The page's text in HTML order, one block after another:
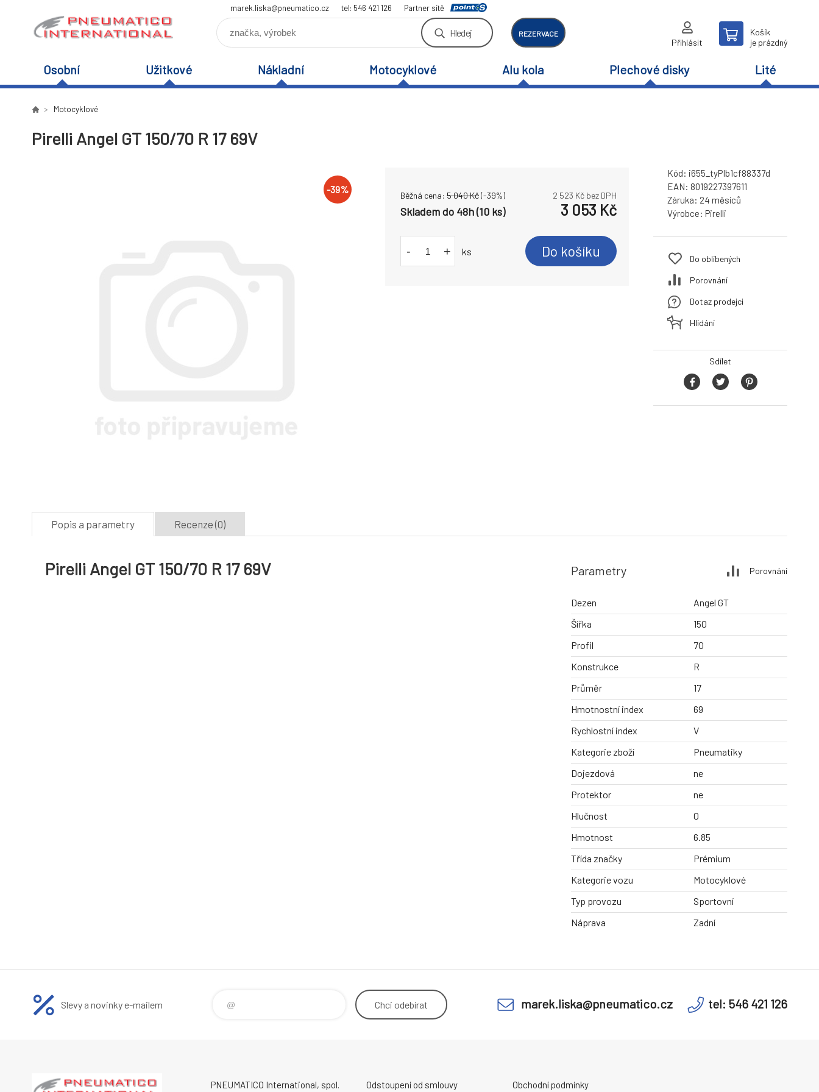
marek.liska@pneumatico.cz tel: 546 421 126 Partner sítě
Hledej REZERVACE
Přihlásit
Košík
je prázdný
Osobní Užitkové Nákladní Motocyklové Alu kola Plechové disky Lité
Motocyklové
Pirelli Angel GT 150/70 R 17 69V
-39%
Běžná cena: 5 040Kč(-39%) 2 523 Kč bez DPH
Skladem do 48h (10 ks) 3 053 Kč
- + ks Do košíku
Kód: i655_tyPIb1cf88337d
EAN: 8019227397611
Záruka: 24 měsíců
Výrobce: Pirelli
Do oblíbených
Porovnání
Dotaz prodejci
Hlídání
Sdílet
Popis a parametry Recenze (0)
Pirelli Angel GT 150/70 R 17 69V Parametry Porovnání
Dezen
Angel GT
Šířka
150
Profil
70
Konstrukce
R
Průměr
17
Hmotnostní index
69
Rychlostní index
V
Kategorie zboží
Pneumatiky
Dojezdová
ne
Protektor
ne
Hlučnost
0
Hmotnost
6.85
Třída značky
Prémium
Kategorie vozu
Motocyklové
Typ provozu
Sportovní
Náprava
Zadní
Slevy a novinky e-mailem Chci odebírat marek.liska@pneumatico.cz tel: 546 421 126
PNEUMATICO International, spol. Odstoupení od smlouvy Obchodní podmínky